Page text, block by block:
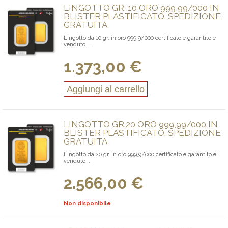
LINGOTTO GR. 10 ORO 999,99/000 IN
BLISTER PLASTIFICATO. SPEDIZIONE
GRATUITA
Lingotto da 10 gr. in oro 999,9/000 certificato e garantito e
venduto ...
1.373,00 €
Aggiungi al carrello
LINGOTTO GR.20 ORO 999,99/000 IN
BLISTER PLASTIFICATO. SPEDIZIONE
GRATUITA
Lingotto da 20 gr. in oro 999,9/000 certificato e garantito e
venduto ...
2.566,00 €
Non disponibile